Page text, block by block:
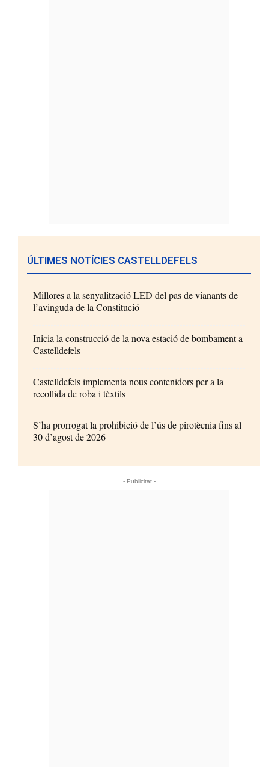
ÚLTIMES NOTÍCIES CASTELLDEFELS
Millores a la senyalització LED del pas de vianants de
l’avinguda de la Constitució
Inicia la construcció de la nova estació de bombament a
Castelldefels
Castelldefels implementa nous contenidors per a la
recollida de roba i tèxtils
S’ha prorrogat la prohibició de l’ús de pirotècnia fins al
30 d’agost de 2026
- Publicitat -